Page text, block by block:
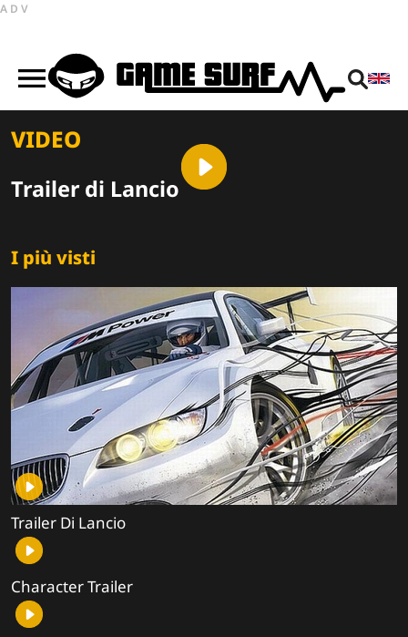
ADV
VIDEO
Trailer di Lancio
I più visti
Trailer Di Lancio
Character Trailer